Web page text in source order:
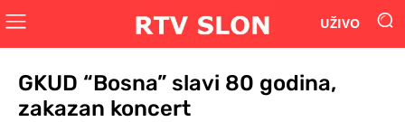
UŽIVO
GKUD “Bosna” slavi 80 godina,
zakazan koncert